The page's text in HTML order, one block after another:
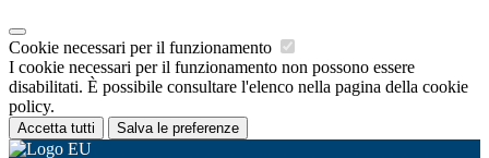
Cookie necessari per il funzionamento
I cookie necessari per il funzionamento non possono essere
disabilitati. È possibile consultare l'elenco nella pagina della cookie
policy.
Accetta tutti Salva le preferenze